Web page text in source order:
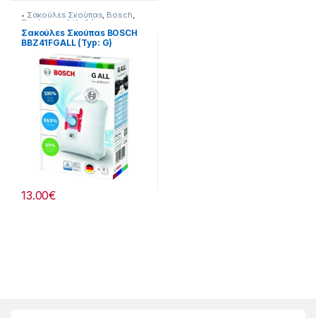
• Σακούλεs Σκούπαs, Bosch,
Σκούπισμα & Καθάρισμα
Σακούλεs Σκούπαs BOSCH
BBZ41FGALL (Typ: G)
Original 23219028
13.00€